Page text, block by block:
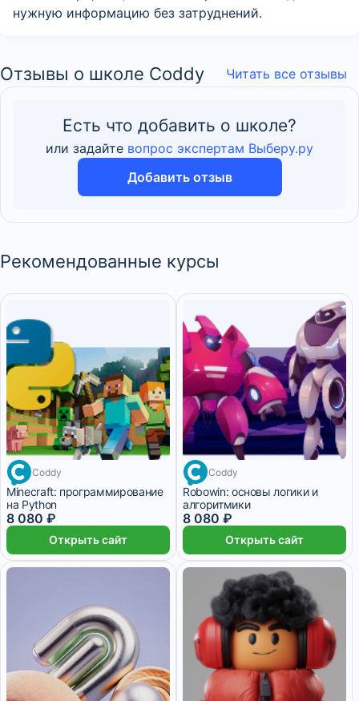
нужную информацию без затруднений.
Отзывы о школе Coddy Читать все отзывы
Есть что добавить о школе?
или задайте вопрос экспертам Выберу.ру
Добавить отзыв
Рекомендованные курсы
Coddy
Minecraft: программирование
на Python
8 080 ₽
Открыть сайт
Coddy
Robowin: основы логики и
алгоритмики
8 080 ₽
Открыть сайт